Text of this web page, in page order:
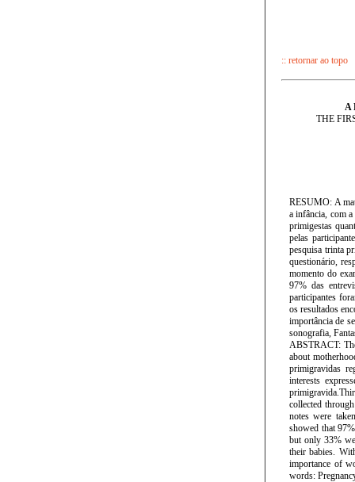
:: retornar ao topo
A
THE
RESUMO: A
a infância, com a
primigestas
pelas
pesquisa trinta
questionário,
momento do
97% das
participantes
os resultados
importância de
sonografia,
ABSTRACT:
about
primigravidas
interests
collected
notes were
showed that
but only 33%
their babies.
importance of
words: